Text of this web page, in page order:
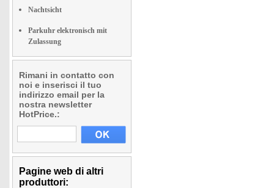
Nachtsicht
Parkuhr elektronisch mit
Zulassung
Rimani in contatto con
noi e inserisci il tuo
indirizzo email per la
nostra newsletter
HotPrice.:
Pagine web di altri
produttori: